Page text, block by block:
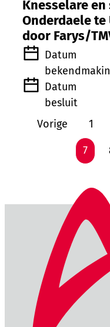
Knesselare
Onderdaele
door Farys/
Datum
Datum
besluit
Vorige
1
7